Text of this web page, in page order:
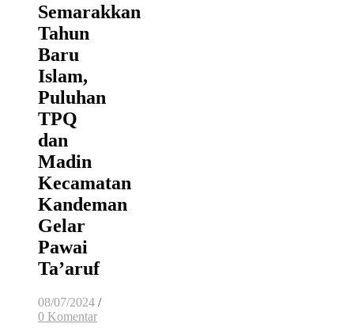
Semarakkan
Tahun
Baru
Islam,
Puluhan
TPQ
dan
Madin
Kecamatan
Kandeman
Gelar
Pawai
Ta’aruf
08/07/2024 /
0 Komentar